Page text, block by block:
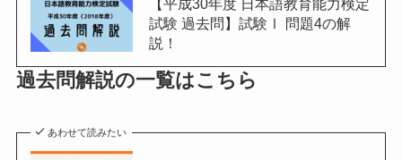
【平成30年度 日本語教育能力検定
試験 過去問】試験Ⅰ 問題4の解
説！
過去問解説の一覧はこちら
あわせて読みたい